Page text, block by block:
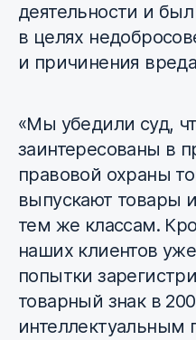
деятельности и
в целях
и причинения
«Мы убедили суд,
заинтересованы в
правовой охраны
выпускают товары
тем же классам.
наших клиентов
попытки
товарный знак в
интеллектуальным